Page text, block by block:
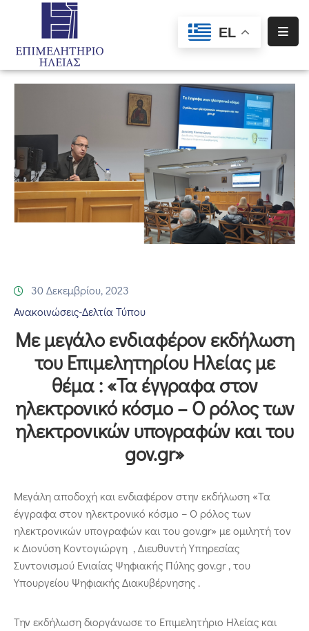
EL
Αρχική
Σύλλογοι
–
Σωματεία
Ειδική
Χρηματοδότησης
Επικοινωνία
30 Δεκεμβρίου, 2023
Ανακοινώσεις-Δελτία Τύπου
Με μεγάλο ενδιαφέρον εκδήλωση
του Επιμελητηρίου Ηλείας με
θέμα : «Τα έγγραφα στον
ηλεκτρονικό κόσμο – Ο ρόλος των
ηλεκτρονικών υπογραφών και του
gov.gr»
Μεγάλη αποδοχή και ενδιαφέρον στην εκδήλωση «Τα
έγγραφα στον ηλεκτρονικό κόσμο – Ο ρόλος των
ηλεκτρονικών υπογραφών και του gov.gr» με ομιλητή τον
κ Διονύση Κοντογιώργη , Διευθυντή Υπηρεσίας
Συντονισμού Ενιαίας Ψηφιακής Πύλης gov.gr , του
Υπουργείου Ψηφιακής Διακυβέρνησης .
Την εκδήλωση διοργάνωσε το Επιμελητήριο Ηλείας και